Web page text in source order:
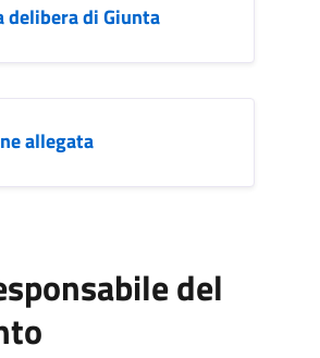
delibera di Giunta
allegata
del